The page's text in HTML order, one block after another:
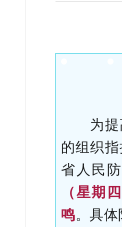
为提高
的组织
省人民
（星期
鸣。具